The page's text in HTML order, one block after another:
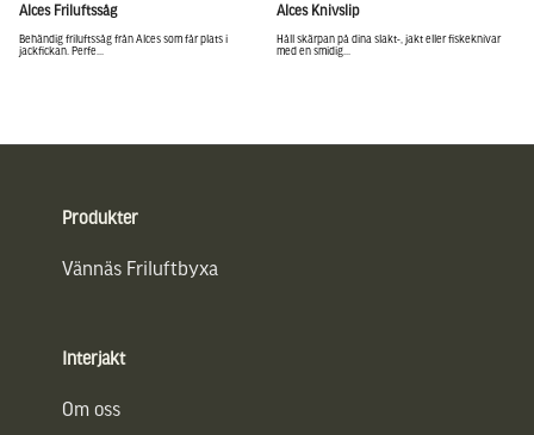
Alces Friluftssåg
Behändig friluftssåg från Alces som får plats i
jackfickan. Perfe...
Alces Knivslip
Håll skärpan på dina slakt-, jakt eller fiskeknivar
med en smidig...
Produkter
Vännäs Friluftbyxa
Interjakt
Om oss